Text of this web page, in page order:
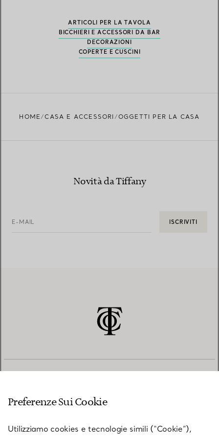
ARTICOLI PER LA TAVOLA
BICCHIERI E ACCESSORI DA BAR
DECORAZIONI
COPERTE E CUSCINI
HOME CASA E ACCESSORI OGGETTI PER LA CASA
Novità da Tiffany
E-MAIL ISCRIVITI
Preferenze Sui Cookie
Utilizziamo cookies e tecnologie simili (“Cookie”),